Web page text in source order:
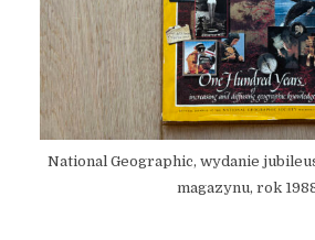
National Geographic, wydanie
magazynu, rok